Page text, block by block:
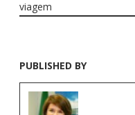
viagem
PUBLISHED BY